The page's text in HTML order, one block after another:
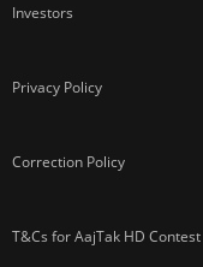
Investors
Privacy Policy
Correction Policy
T&Cs for AajTak HD Contest